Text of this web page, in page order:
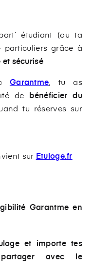
étudiant (ou ta
particuliers grâce à
sécurisé
Garantme , tu as
de bénéficier du
tu réserves sur
sur Etuloge.fr
Garantme en
et importe tes
avec le